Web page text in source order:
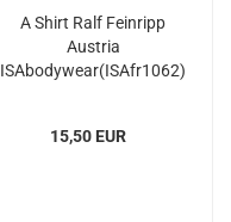
A Shirt Ralf Feinripp
Austria
ISAbodywear(ISAfr1062)
15,50 EUR